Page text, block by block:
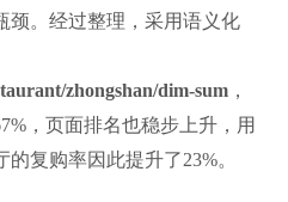
颈。经过整理，采用语义化
zhongshan/dim-sum，
，页面排名也稳步上升，用
复购率因此提升了23%。